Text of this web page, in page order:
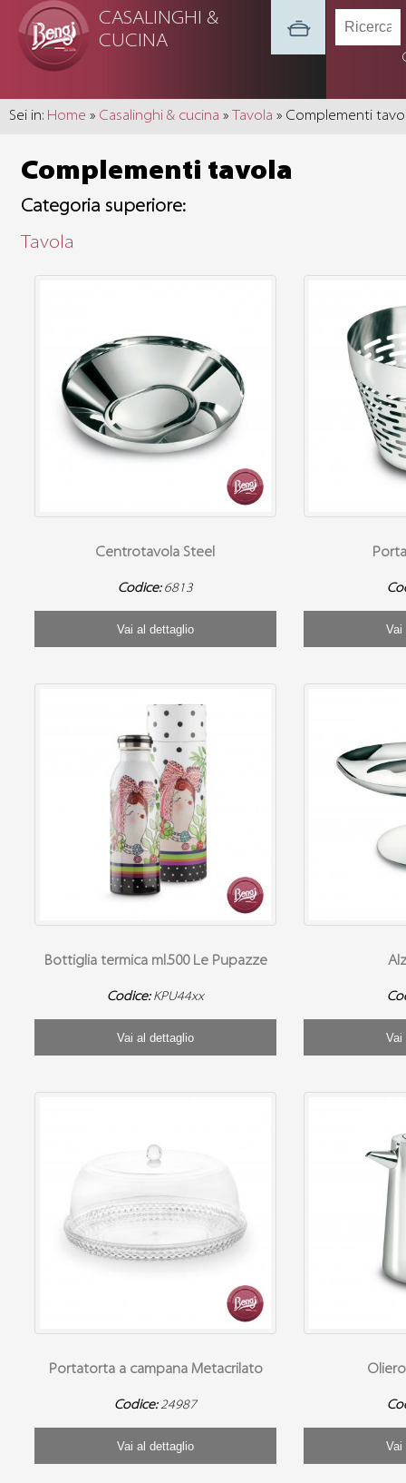
CASALINGHI &
CUCINA
Sei in: Home » Casalinghi & cucina » Tavola » Complementi
Complementi tavola
Categoria superiore:
Tavola
Centrotavola Steel
Codice: 6813
Vai al dettaglio Vai
Bottiglia termica ml.500 Le Pupazze
Codice: KPU44xx
Vai al dettaglio Vai
Portatorta a campana Metacrilato
Codice:24987
Vai al dettaglio Vai